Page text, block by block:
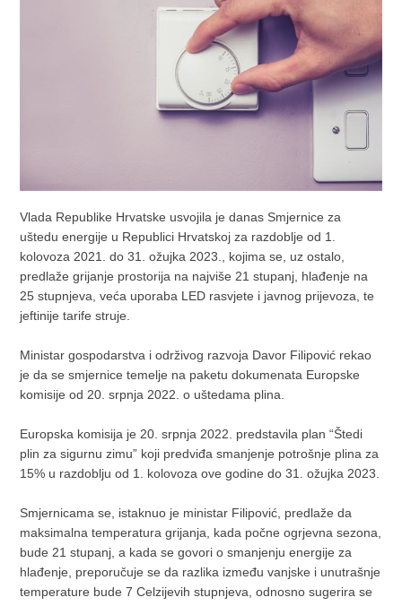
Vlada Republike Hrvatske usvojila je danas Smjernice za
uštedu energije u Republici Hrvatskoj za razdoblje od 1.
kolovoza 2021. do 31. ožujka 2023., kojima se, uz ostalo,
predlaže grijanje prostorija na najviše 21 stupanj, hlađenje na
25 stupnjeva, veća uporaba LED rasvjete i javnog prijevoza, te
jeftinije tarife struje.
Ministar gospodarstva i održivog razvoja Davor Filipović rekao
je da se smjernice temelje na paketu dokumenata Europske
komisije od 20. srpnja 2022. o uštedama plina.
Europska komisija je 20. srpnja 2022. predstavila plan “Štedi
plin za sigurnu zimu” koji predviđa smanjenje potrošnje plina za
15% u razdoblju od 1. kolovoza ove godine do 31. ožujka 2023.
Smjernicama se, istaknuo je ministar Filipović, predlaže da
maksimalna temperatura grijanja, kada počne ogrjevna sezona,
bude 21 stupanj, a kada se govori o smanjenju energije za
hlađenje, preporučuje se da razlika između vanjske i unutrašnje
temperature bude 7 Celzijevih stupnjeva, odnosno sugerira se